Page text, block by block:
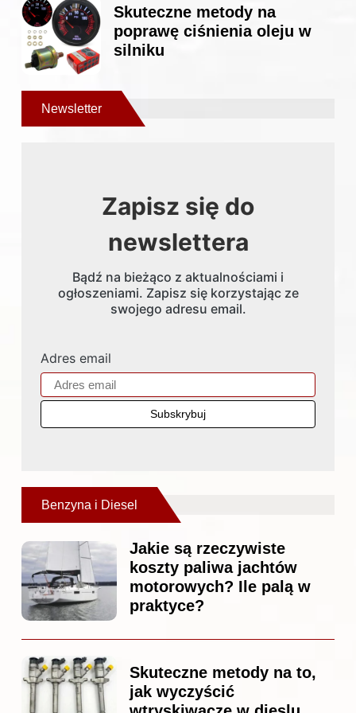
Skuteczne metody na
poprawę ciśnienia oleju w
silniku
Newsletter
Zapisz się do
newslettera
Bądź na bieżąco z aktualnościami i
ogłoszeniami. Zapisz się korzystając ze
swojego adresu email.
Adres email
Benzyna i Diesel
Jakie są rzeczywiste
koszty paliwa jachtów
motorowych? Ile palą w
praktyce?
Skuteczne metody na to,
jak wyczyścić